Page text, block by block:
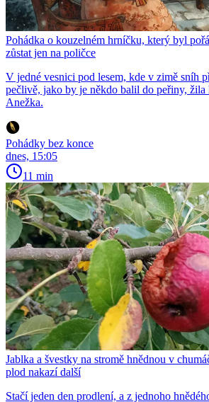
Pohádka o kouzelném hrníčku, který byl
zůstat jen na poličce
V jedné vesnici pod lesem, kde v zimě sníh
pečlivě, jako by je někdo balil do peřiny, žila
Anežka.
Pohádky bez konce
dnes, 15:05
11 min
Jablka a švestky na stromě hnědnou v
plod nakazí další
Stačí jeden den prodlení, a z jednoho